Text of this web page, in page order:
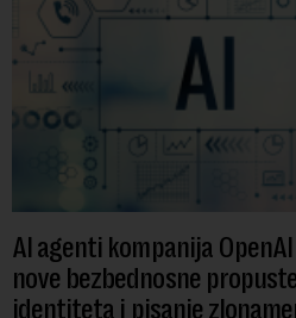
AI agenti kompanija
nove bezbednosne
identiteta i pisanje